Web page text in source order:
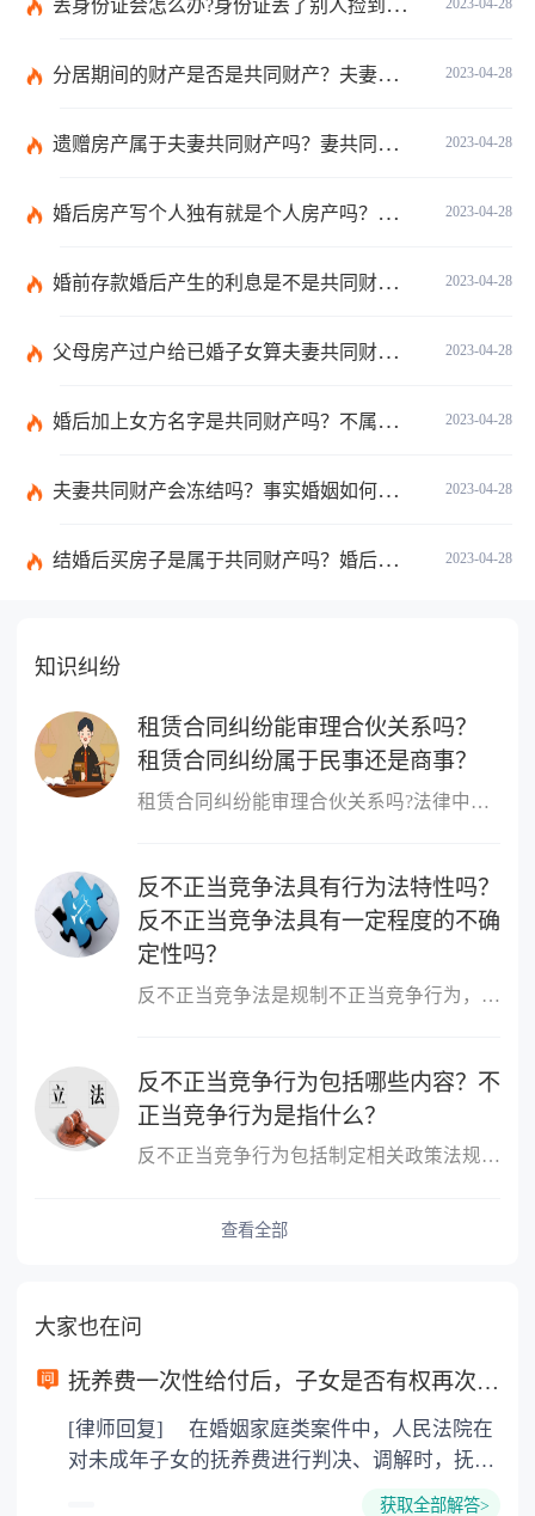
2023-04-28
丢身份证会怎么办?身份证丢了别人捡到有什么危害?
2023-04-28
分居期间的财产是否是共同财产？夫妻个人债务可以执行共同财产吗？
2023-04-28
遗赠房产属于夫妻共同财产吗？妻共同财产的范围是什么？
2023-04-28
婚后房产写个人独有就是个人房产吗？婚前有房产婚后算夫妻共有吗？
2023-04-28
婚前存款婚后产生的利息是不是共同财产？个人名义存款是否属于夫妻共同财产？
2023-04-28
父母房产过户给已婚子女算夫妻共同财产吗？房子婚内过户是共同财产吗？
2023-04-28
婚后加上女方名字是共同财产吗？不属于共同财产的情形有哪些？
2023-04-28
夫妻共同财产会冻结吗？事实婚姻如何离婚？
2023-04-28
结婚后买房子是属于共同财产吗？婚后买房的注意事项有哪些？
知识纠纷
租赁合同纠纷能审理合伙关系吗？
租赁合同纠纷属于民事还是商事？
租赁合同纠纷能审理合伙关系吗?法律中规定租赁合同纠纷不能审理合伙...
反不正当竞争法具有行为法特性吗？
反不正当竞争法具有一定程度的不确
定性吗？
反不正当竞争法是规制不正当竞争行为，维护市场竞争秩序和市场主体...
反不正当竞争行为包括哪些内容？不
正当竞争行为是指什么？
反不正当竞争行为包括制定相关政策法规，鼓励社会监督，对不正当竞...
查看全部
大家也在问
抚养费一次性给付后，子女是否有权再次起诉吗？
[律师回复] 在婚姻家庭类案件中，人民法院在
对未成年子女的抚养费进行判决、调解时，抚养
费标准一般是依据当时当地的社会平均生活水平
获取全部解答>